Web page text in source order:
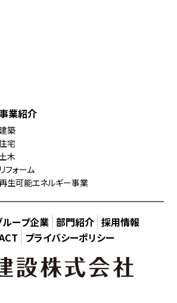
業紹介
築
宅
木
リフォーム
生可能エネルギー事業
ループ企業 部門紹介 採用情報
プライバシーポリシー